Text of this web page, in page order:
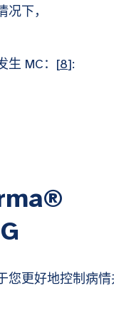
下，
生 MC：[8]:
您更好地控制病